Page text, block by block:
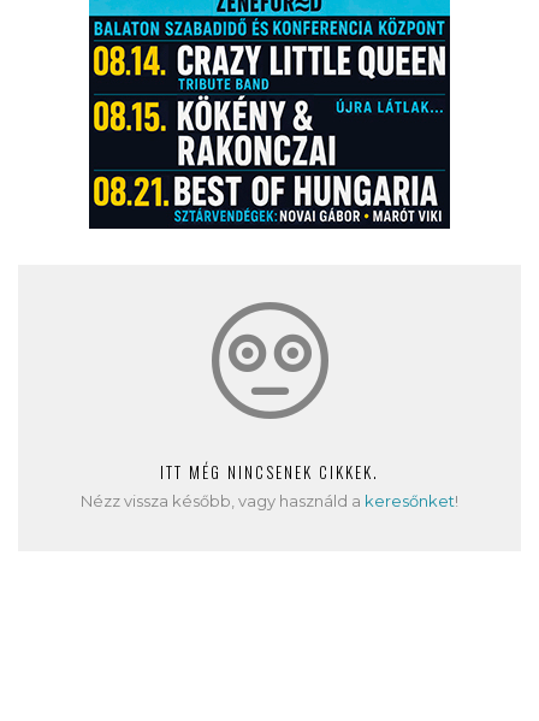
ITT MÉG NINCSENEK CIKKEK.
Nézz vissza később, vagy használd a keresőnket!